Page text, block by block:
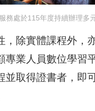
務處於115年度持續辦理多
，除實體課程外，
專業人員數位學習
並取得證書者，即